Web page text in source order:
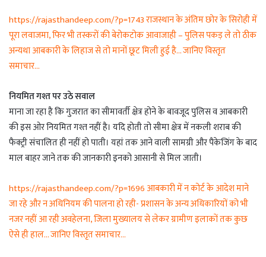
https://rajasthandeep.com/?p=1743 राजस्थान के अंतिम छोर के सिरोही में
पूरा लवाजमा, फिर भी तस्करों की बेरोकटोक आवाजाही – पुलिस पकड़ ले तो ठीक
अन्यथा आबकारी के लिहाज से तो मानों छूट मिली हुई है… जानिए विस्तृत
समाचार…
नियमित गश्त पर उठे सवाल
माना जा रहा है कि गुजरात का सीमावर्ती क्षेत्र होने के बावजूद पुलिस व आबकारी
की इस ओर नियमित गश्त नहीं है। यदि होती तो सीमा क्षेत्र में नकली शराब की
फैक्ट्री संचालित ही नहीं हो पाती। यहां तक आने वाली सामग्री और पैकेजिंग के बाद
माल बाहर जाने तक की जानकारी इनको आसानी से मिल जाती।
https://rajasthandeep.com/?p=1696 आबकारी में न कोर्ट के आदेश माने
जा रहे और न अधिनियम की पालना हो रही- प्रशासन के अन्य अधिकारियों को भी
नजर नहीं आ रही अवहेलना, जिला मुख्यालय से लेकर ग्रामीण इलाकों तक कुछ
ऐसे ही हाल… जानिए विस्तृत समाचार…